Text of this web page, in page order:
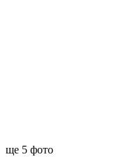
ще 5 фото